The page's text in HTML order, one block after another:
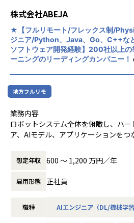
「技術基盤チーム」へと組織をアップ
集します。
【業務の変更の範囲】
会社の定める範囲
■募集背景
国内トップクラスのシェアを誇る「
て、デスクトップ版の打刻アプリケ
幹を支える重要なプロダクトです。
とする新デバイスへの対応やシステ
今回の募集では、単なる機能開発に留
プロダクトをアップデートしていく役
社内のテクニカルサポートと密に連携
的課題の原因究明や修正対応を行うと
げた「顧客の困りごと」や改善要望を
を主導していただきます。
値へと変え、プロダクトを主体的にリ
の「時間」（人時）を
のが「勤怠管理」であ
向上させることこそが
であります。勤怠管理
オペレーション業務か
様々なデータを利活用
転換することを目指し
株式会社ABEJA
★【フルリモート/フレックス制/
ジニア/Python、Java、Go、C++な
ソフトウェア開発経験】200社以上の
ーニングのリーディングカンパニー！
地方フルリモ
業務内容
ロボットシステム全体を俯瞰し、ハー
ア、AIモデル、アプリケーションをつ
ロボットから取得されるセンサデータ
集・管理するためのデータ収集基盤お
計・実装する業務
学習および推論システムと連携するバ
する業務
想定年収 600 〜 1,200 万円／年
雇用形態 正社員
職種 AIエンジニア（DL/機械学習